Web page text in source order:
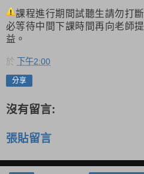
課程進行期間試聽生請勿打
必等待中間下課時間再向老師
益。
於 下午2:00
分享
沒有留言:
張貼留言